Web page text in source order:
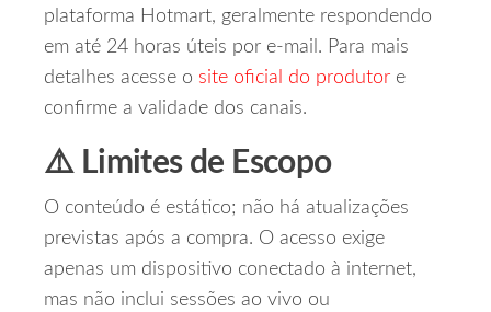
plataforma Hotmart, geralmente respondendo
em até 24 horas úteis por e‑mail. Para mais
detalhes acesse o site oficial do produtor e
confirme a validade dos canais.
⚠️ Limites de Escopo
O conteúdo é estático; não há atualizações
previstas após a compra. O acesso exige
apenas um dispositivo conectado à internet,
mas não inclui sessões ao vivo ou